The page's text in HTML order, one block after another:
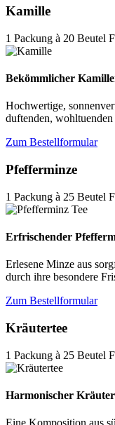
Kamille
1 Packung à 20 Beutel
Bekömmlicher
Hochwertige,
duftenden,
Zum Bestellformular
Pfefferminze
1 Packung à 25 Beutel
Erfrischender
Erlesene Minze aus
durch ihre besondere
Zum Bestellformular
Kräutertee
1 Packung à 25 Beutel
Harmonischer